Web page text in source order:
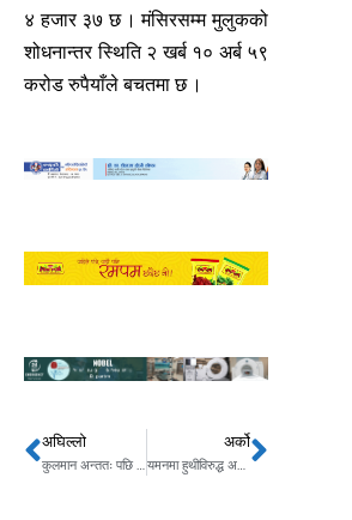
४ हजार ३७ छ । मंसिरसम्म मुलुकको
शोधनान्तर स्थिति २ खर्ब १० अर्ब ५९
करोड रुपैयाँले बचतमा छ ।
Prev
अघिल्लो
कुलमान अन्ततः पछि हटे, बक्यौता नतिर्ने २३ उद्योगमा लाइन जडान
अर्को
यमनमा हुथीविरुद्ध अमेरिका र बेलायतको हमला Next